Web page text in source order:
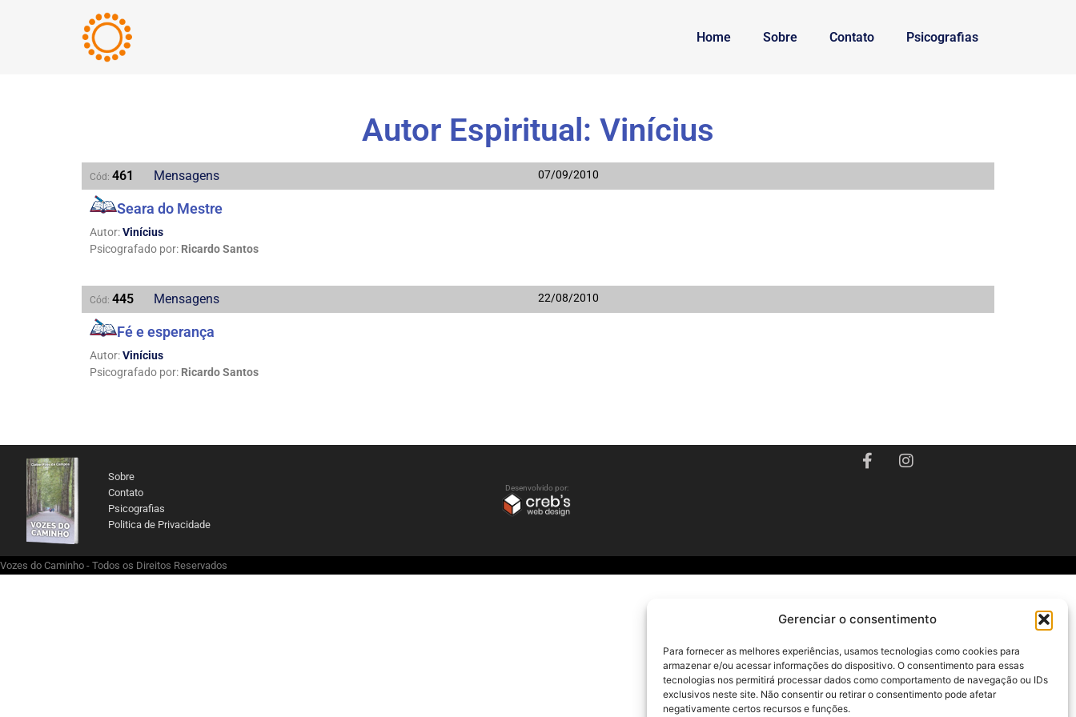
Gerenciar o consentimento
Para fornecer as melhores experiências, usamos tecnologias como cookies para
armazenar e/ou acessar informações do dispositivo. O consentimento para essas
tecnologias nos permitirá processar dados como comportamento de navegação ou IDs
exclusivos neste site. Não consentir ou retirar o consentimento pode afetar
negativamente certos recursos e funções.
Home Sobre Contato Psicografias
Autor Espiritual: Vinícius
Cód: 461 Mensagens 07/09/2010
Seara do Mestre
Autor:Vinícius
Psicografado por: Ricardo Santos
Cód: 445 Mensagens 22/08/2010
Fé e esperança
Autor:Vinícius
Psicografado por: Ricardo Santos
Sobre
Contato
Psicografias
Politica de Privacidade
Desenvolvido por:
Vozes do Caminho - Todos os Direitos Reservados